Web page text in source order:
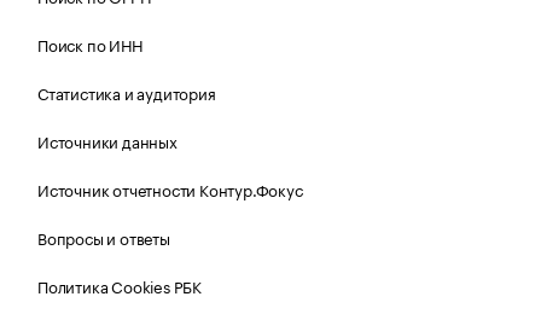
Поиск по ИНН
Статистика и аудитория
Источники данных
Источник отчетности Контур.Фокус
Вопросы и ответы
Политика Cookies РБК